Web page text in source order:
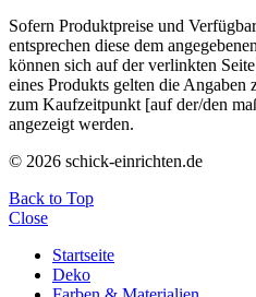
Sofern Produktpreise und
entsprechen diese dem
können sich auf der verlinkten
eines Produkts gelten die Angaben
zum Kaufzeitpunkt [auf der/den
angezeigt werden.
© 2026 schick-einrichten.de
Back to Top
Close
Startseite
Deko